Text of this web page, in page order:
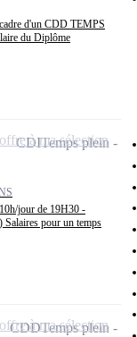
d'un CDD TEMPS
du Diplôme
jour de 19H30 -
Salaires pour un temps
CDITemps plein
à ma sélection
CDDTemps plein
à ma sélection